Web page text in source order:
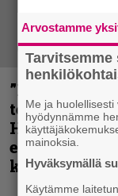
”Metallica
te haluatte
Hetfield?” –
kanssa
Arvostamme
Me ja
hyödynnämme
mainoksia.
Hyväksymällä
Käytämme